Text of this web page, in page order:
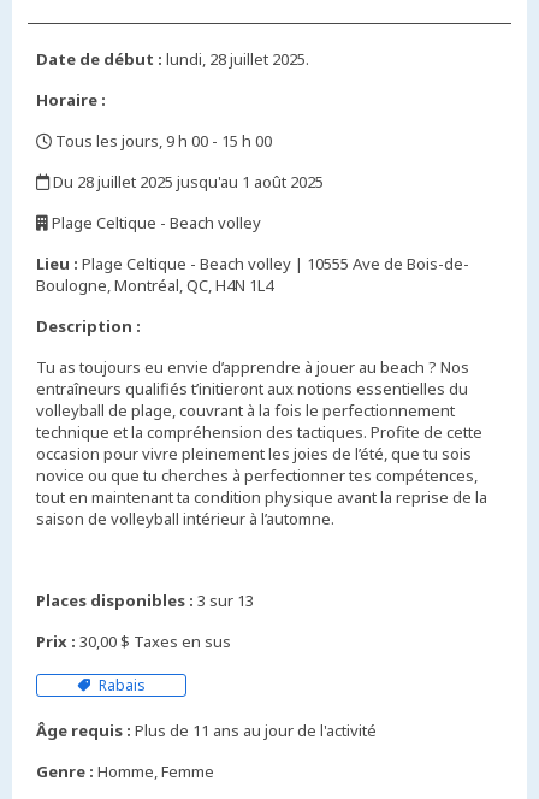
Date de début : lundi, 28 juillet 2025.
Horaire :
Tous les jours, 9 h 00 - 15 h 00
Du 28 juillet 2025 jusqu'au 1 août 2025
Plage Celtique - Beach volley
Lieu : Plage Celtique - Beach volley | 10555 Ave de Bois-de-
Boulogne, Montréal, QC, H4N 1L4
Description :
Tu as toujours eu envie d’apprendre à jouer au beach ? Nos
entraîneurs qualifiés t’initieront aux notions essentielles du
volleyball de plage, couvrant à la fois le perfectionnement
technique et la compréhension des tactiques. Profite de cette
occasion pour vivre pleinement les joies de l’été, que tu sois
novice ou que tu cherches à perfectionner tes compétences,
tout en maintenant ta condition physique avant la reprise de la
saison de volleyball intérieur à l’automne.
Places disponibles : 3 sur 13
Prix : 30,00 $ Taxes en sus
Rabais
Âge requis : Plus de 11 ans au jour de l'activité
Genre : Homme, Femme